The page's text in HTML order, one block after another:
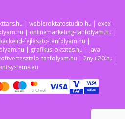
| webleroktatostudio.hu | excel-
| onlinemarketing-tanfolyam.hu |
fejleszto-tanfolyam.hu |
| grafikus-oktatas.hu | java-
tanfolyam.hu | 2nyul20.hu |